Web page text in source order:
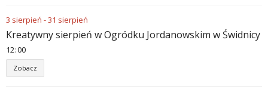
3 sierpień -31 sierpień
Kreatywny sierpień w Ogródku Jordanowskim w Świdnicy
12 00
Zobacz